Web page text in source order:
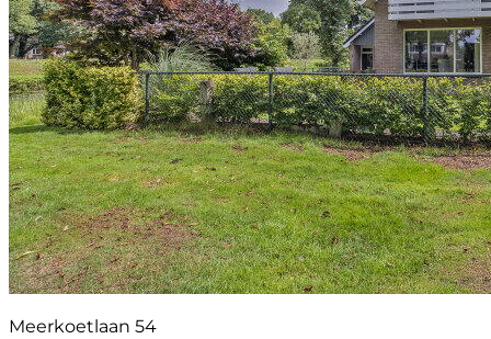
Meerkoetlaan 54